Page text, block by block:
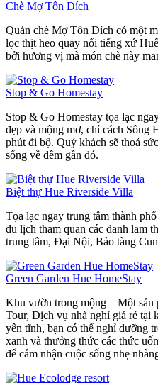
Chè Mợ Tôn Đích
Quán chè Mợ Tôn Đích có một
lọc thịt heo quay nổi tiếng xứ
bởi hương vị mà món chè này
Stop & Go Homestay
Stop & Go Homestay tọa lạc
đẹp và mộng mơ, chỉ cách Sông
phút đi bộ. Quý khách sẽ thoả
sống về đêm gần đó.
Biệt thự Hue Riverside Villa
Tọa lạc ngay trung tâm thành
du lịch tham quan các danh lam
trung tâm, Đại Nội, Bảo tàng
Green Garden Hue HomeStay
Khu vườn trong mộng – Một
Tour, Dịch vụ nhà nghỉ giá rẻ
yên tĩnh, bạn có thể nghỉ dưỡng
xanh và thưởng thức các thức
để cảm nhận cuộc sống nhẹ